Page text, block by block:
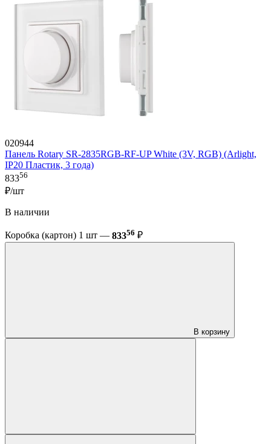
020944
Панель Rotary SR-2835RGB-RF-UP White (3V, RGB) (Arlight,
IP20 Пластик, 3 года)
83356
₽/шт
В наличии
Коробка (картон) 1 шт — 83356 ₽
В корзину